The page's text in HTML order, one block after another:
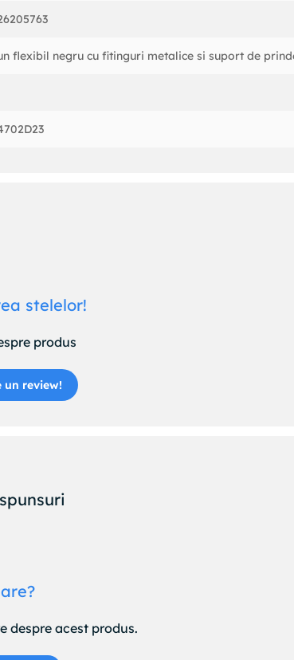
flexibil negru cu fitinguri metalice si suport de
stelelor!
produs
un review!
despre acest produs.